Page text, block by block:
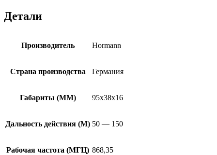
Детали
Производитель Hormann
Страна производства Германия
Габариты (ММ) 95x38x16
Дальность действия (М) 50 — 150
Рабочая частота (МГЦ) 868,35